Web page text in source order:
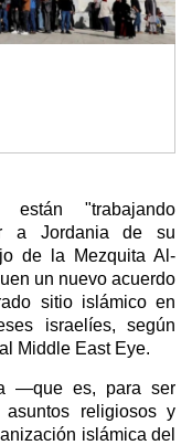
"trabajando
a Jordania de su
de la Mezquita Al-
un nuevo acuerdo
sitio islámico en
israelíes, según
Middle East Eye.
—que es, para ser
religiosos y
islámica del